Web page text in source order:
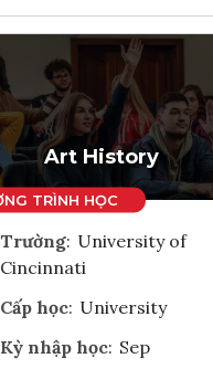
Art History
Trường: University of
Cincinnati
Cấp học: University
Kỳ nhập học: Sep